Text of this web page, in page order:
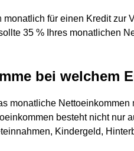
für einen Kredit zur
35 % Ihres monatlichen
bei welchem
monatliche
besteht nicht nur
Kindergeld,